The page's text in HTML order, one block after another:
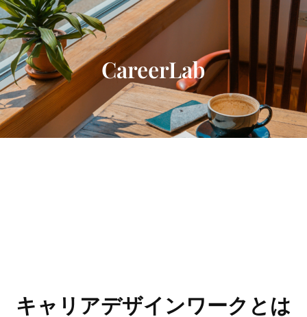
内
容
を
ス
キ
ッ
プ
CareerLab
キャリアデザインワークとは